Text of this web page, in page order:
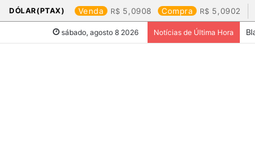
DÓLAR(PTAX) Venda 5,0908 Compra 5,0902
sábado, agosto 8 2026 Notícias de Última Hora